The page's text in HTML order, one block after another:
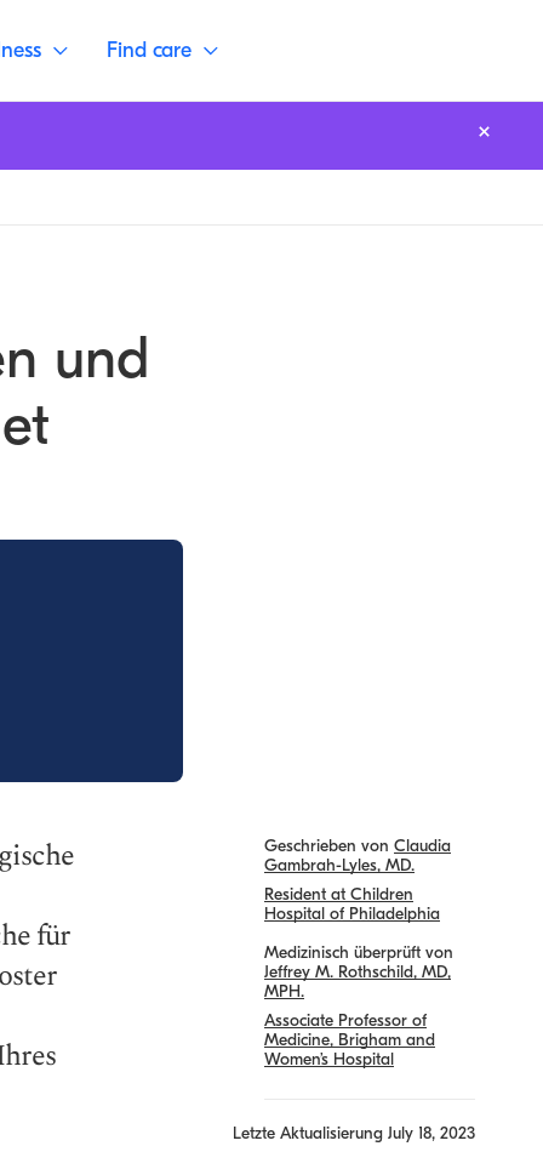
Find care
und
Geschrieben von Claudia
Gambrah-Lyles, MD.
Resident at Children
Hospital of Philadelphia
Medizinisch überprüft von
Jeffrey M. Rothschild, MD,
MPH.
Associate Professor of
Medicine, Brigham and
Women’s Hospital
Letzte Aktualisierung July 18, 2023
für